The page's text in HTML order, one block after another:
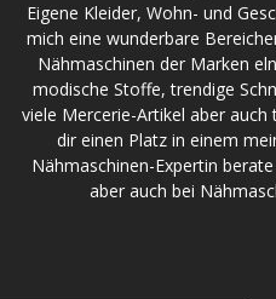
Eigene Kleider, Wohn- und
mich eine wunderbare
Nähmaschinen der Marken
modische Stoffe, trendige
viele Mercerie-Artikel aber auch
dir einen Platz in einem
Nähmaschinen-Expertin
aber auch bei